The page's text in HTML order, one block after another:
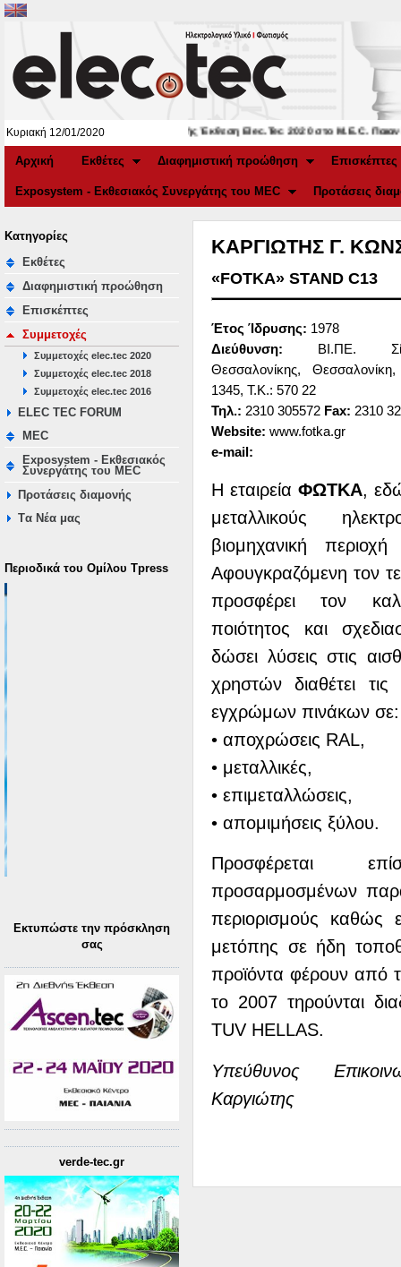
Κυριακή 12/01/2020 3η Διεθνής Έκθεση Elec.Tec 2020 στο Μ.Ε.C.
Αρχική Εκθέτες Διαφημιστική προώθηση Επισκέπτες
Exposystem - Εκθεσιακός Συνεργάτης του MEC Προτάσεις
Κατηγορίες
Εκθέτες
Διαφημιστική προώθηση
Επισκέπτες
Συμμετοχές
Συμμετοχές elec.tec 2020
Συμμετοχές elec.tec 2018
Συμμετοχές elec.tec 2016
ELEC TEC FORUM
MEC
Exposystem - Εκθεσιακός
Συνεργάτης του MEC
Προτάσεις διαμονής
Tα Νέα μας
Περιοδικά του Ομίλου Τpress
Εκτυπώστε την πρόσκληση
σας
verde-tec.gr
KΑΡΓΙΩΤΗΣ Γ.
«FOTKA» STAND C13
Έτος Ίδρυσης: 1978
Διεύθυνση: ΒΙ.ΠΕ.
Θεσσαλονίκης,
1345, Τ.Κ.: 570 22
Τηλ.: 2310 305572 Fax: 2310
Website: www.fotka.gr
e-mail:
Η εταιρεία ΦΩΤΚΑ,
μεταλλικούς
βιομηχανική
Αφουγκραζόμενη τον
προσφέρει τον
ποιότητος και
δώσει λύσεις στις
χρηστών διαθέτει
εγχρώμων πινάκων σε:
• αποχρώσεις RAL,
• μεταλλικές,
• επιμεταλλώσεις,
• απομιμήσεις ξύλου.
Προσφέρεται
προσαρμοσμένων
περιορισμούς καθώς
μετόπης σε ήδη
προϊόντα φέρουν από
το 2007 τηρούνται
TUV HELLAS.
Yπεύθυνος
Καργιώτης